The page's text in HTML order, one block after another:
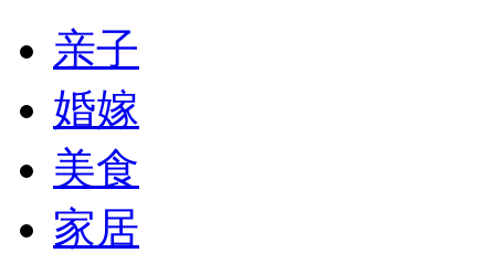
亲子
婚嫁
美食
家居